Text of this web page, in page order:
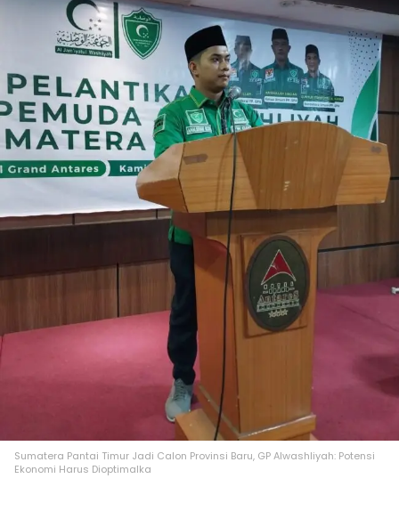
Sumatera Pantai Timur Jadi Calon Provinsi Baru, GP Alwashliyah: Potensi
Ekonomi Harus Dioptimalka